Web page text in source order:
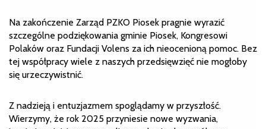
Na zakończenie Zarząd PZKO Piosek pragnie wyrazić
szczególne podziękowania gminie Piosek, Kongresowi
Polaków oraz Fundacji Volens za ich nieocenioną pomoc. Bez
tej współpracy wiele z naszych przedsięwzięć nie mogłoby
się urzeczywistnić.
Z nadzieją i entuzjazmem spoglądamy w przyszłość.
Wierzymy, że rok 2025 przyniesie nowe wyzwania,